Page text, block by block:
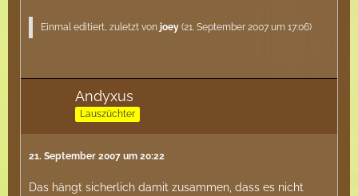
Einmal editiert, zuletzt von joey (21. September 2007 um 17:06)
Andyxus
Lauszüchter
21. September 2007 um 20:22
Das hängt sicherlich damit zusammen, dass es nicht